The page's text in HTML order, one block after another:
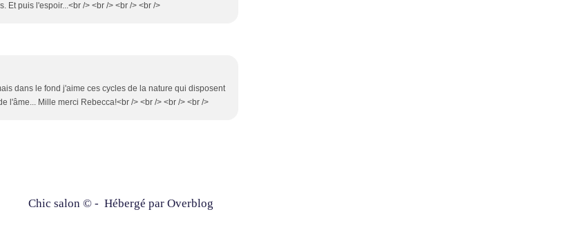
Et puis l'espoir...<br /> <br /> <br /> <br />
dans le fond j'aime ces cycles de la nature qui disposent
l'âme... Mille merci Rebecca!<br /> <br /> <br /> <br />
Chic salon © - Hébergé par Overblog